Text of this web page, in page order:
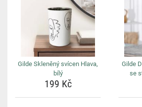
Gilde Skleněný svícen Hlava,
bílý
199 Kč
Gilde
se